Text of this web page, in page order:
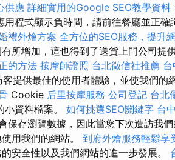
供應 詳細實用的Google SEO教學資料
用程式顯示負時間，請前往餐廳並正確
禮外燴方案 全方位的SEO服務，提升
所增加，這也得到了送貨上門公司提
的方法 按摩師證照 台北徵信社推薦
客提供最佳的使用者體驗，並使我們的
Cookie 后里按摩服務 公司登記 台北
資料檔案。 如何挑選SEO關鍵字 台
保存瀏覽數據，因此當您下次造訪我
用我們的網站。 到府外燴服務輕鬆享
安全性以及我們網站的進一步發展。